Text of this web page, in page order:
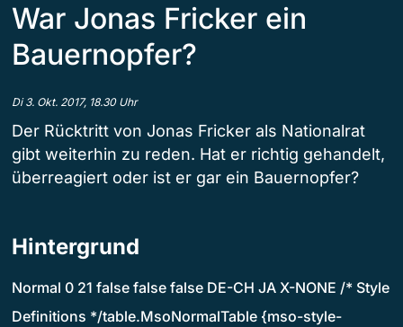
War Jonas Fricker ein
Bauernopfer?
Di 3. Okt. 2017, 18.30 Uhr
Der Rücktritt von Jonas Fricker als Nationalrat
gibt weiterhin zu reden. Hat er richtig gehandelt,
überreagiert oder ist er gar ein Bauernopfer?
Hintergrund
Normal 0 21 false false false DE-CH JA X-NONE /* Style
Definitions */table.MsoNormalTable {mso-style-